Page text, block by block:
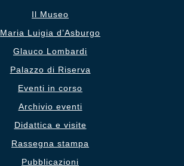
Il Museo
Maria Luigia d’Asburgo
Glauco Lombardi
Palazzo di Riserva
Eventi in corso
Archivio eventi
Didattica e visite
Rassegna stampa
Pubblicazioni